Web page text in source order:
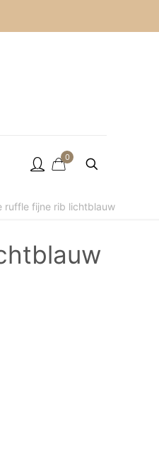
0
ruffle fijne rib lichtblauw